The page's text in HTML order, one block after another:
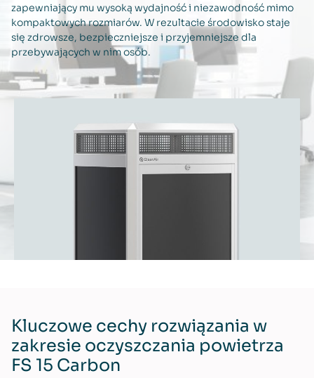
zapewniający mu wysoką wydajność i niezawodność mimo
kompaktowych rozmiarów. W rezultacie środowisko staje
się zdrowsze, bezpieczniejsze i przyjemniejsze dla
przebywających w nim osób.
Kluczowe cechy rozwiązania w
zakresie oczyszczania powietrza
FS 15 Carbon